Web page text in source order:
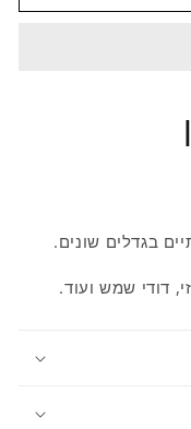
בגדלים שונים.
, דודי שמש ועוד.